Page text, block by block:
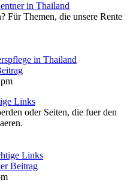
in Thailand
Für Themen, die unsere Rente
in Thailand
Links
oder Seiten, die fuer den
Links
Beitrag